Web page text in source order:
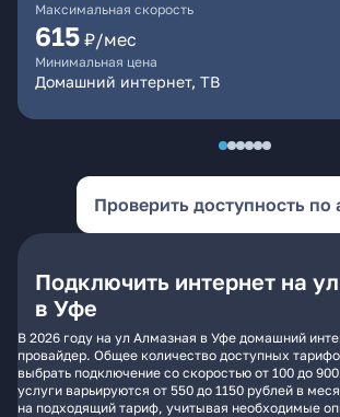
Максимальная скорость
615 ₽/мес
Минимальная цена
Домашний интернет, ТВ
Проверить доступность по
Подключить интернет на
в Уфе
В 2026 году на ул Алмазная в Уфе домашний
провайдер. Общее количество доступных
выбрать подключение со скоростью от 100 до
услуги варьируются от 550 до 1150 рублей в
на подходящий тариф, учитывая необходимые